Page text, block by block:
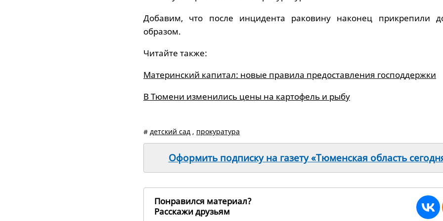
Добавим, что после инцидента раковину наконец прикрепили
образом.
Читайте также:
Материнский капитал: новые правила предоставления господдержки
В Тюмени изменились цены на картофель и рыбу
# детский сад , прокуратура
Оформить подписку на газету «Тюменская область
Понравился материал?
Расскажи друзьям